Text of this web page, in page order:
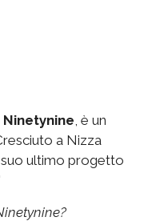
Ninetynine , è un
a Nizza
ultimo progetto